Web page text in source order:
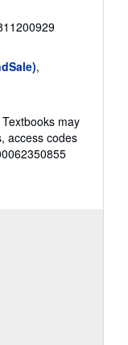
,
may
access codes